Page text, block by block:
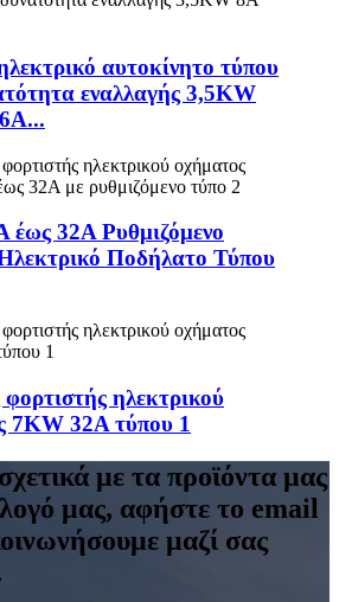
αυτοκίνητο τύπου
εναλλαγής 3,5KW
έως 32A Ρυθμιζόμενο
Ποδήλατο Τύπου
ηλεκτρικού
7KW 32A τύπου 1
με τα προϊόντα μας
μας, αφήστε το email
μαζί σας